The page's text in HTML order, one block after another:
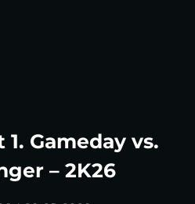
Gameday vs.
– 2K26